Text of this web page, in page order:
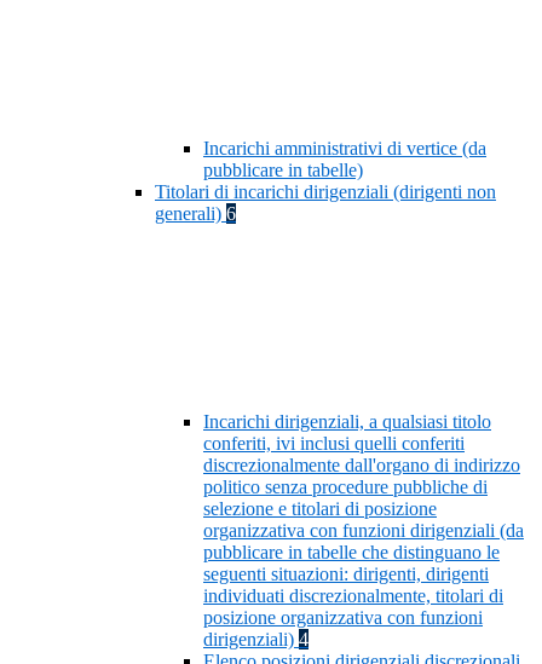
Incarichi amministrativi di vertice (da
pubblicare in tabelle)
Titolari di incarichi dirigenziali (dirigenti non
generali) 6
Incarichi dirigenziali, a qualsiasi titolo
conferiti, ivi inclusi quelli conferiti
discrezionalmente dall'organo di indirizzo
politico senza procedure pubbliche di
selezione e titolari di posizione
organizzativa con funzioni dirigenziali (da
pubblicare in tabelle che distinguano le
seguenti situazioni: dirigenti, dirigenti
individuati discrezionalmente, titolari di
posizione organizzativa con funzioni
dirigenziali) 4